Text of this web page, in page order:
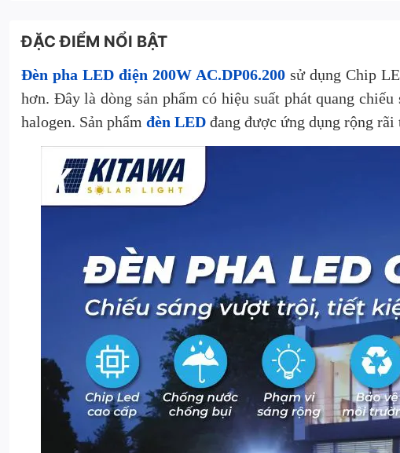
ĐẶC ĐIỂM NỔI BẬT
Đèn pha LED điện 200W AC.DP06.200 sử dụng Chip
hơn. Đây là dòng sản phẩm có hiệu suất phát quang
halogen. Sản phẩm đèn LED đang được ứng dụng rộng